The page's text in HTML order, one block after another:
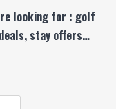
looking for : golf
stay offers…